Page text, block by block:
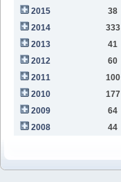
2015
38
2014
333
2013
41
2012
60
2011
100
2010
177
2009
64
2008
44